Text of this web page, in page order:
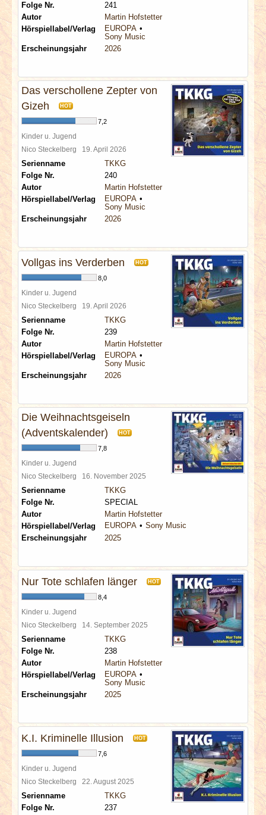
Folge Nr.
241
Autor
Martin Hofstetter
Hörspiellabel/Verlag
EUROPA
Sony Music
Erscheinungsjahr
2026
Das verschollene Zepter von
Gizeh
HOT
7,2
Kinder u. Jugend
Nico Steckelberg 19. April 2026
Serienname
TKKG
Folge Nr.
240
Autor
Martin Hofstetter
Hörspiellabel/Verlag
EUROPA
Sony Music
Erscheinungsjahr
2026
Vollgas ins Verderben HOT
8,0
Kinder u. Jugend
Nico Steckelberg 19. April 2026
Serienname
TKKG
Folge Nr.
239
Autor
Martin Hofstetter
Hörspiellabel/Verlag
EUROPA
Sony Music
Erscheinungsjahr
2026
Die Weihnachtsgeiseln
(Adventskalender)
HOT
7,8
Kinder u. Jugend
Nico Steckelberg 16. November 2025
Serienname
TKKG
Folge Nr.
SPECIAL
Autor
Martin Hofstetter
Hörspiellabel/Verlag
EUROPA
Sony Music
Erscheinungsjahr
2025
Nur Tote schlafen länger HOT
8,4
Kinder u. Jugend
Nico Steckelberg 14. September 2025
Serienname
TKKG
Folge Nr.
238
Autor
Martin Hofstetter
Hörspiellabel/Verlag
EUROPA
Sony Music
Erscheinungsjahr
2025
K.I. Kriminelle Illusion HOT
7,6
Kinder u. Jugend
Nico Steckelberg 22. August 2025
Serienname
TKKG
Folge Nr.
237